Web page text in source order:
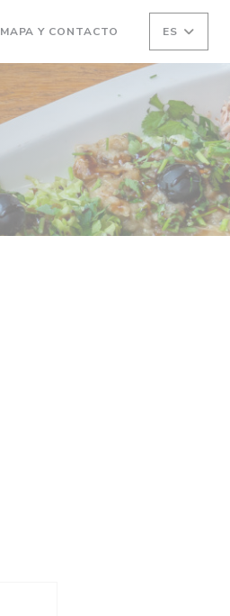
MAPA Y CONTACTO ES